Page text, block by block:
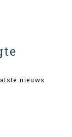
nieuws